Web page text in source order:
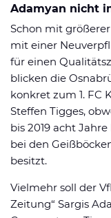
Adamyan nicht
Schon mit
mit einer
für einen
blicken die
konkret zum 1. FC
Steffen Tigges,
bis 2019 acht
bei den
besitzt.
Vielmehr soll der
Zeitung“ Sargis